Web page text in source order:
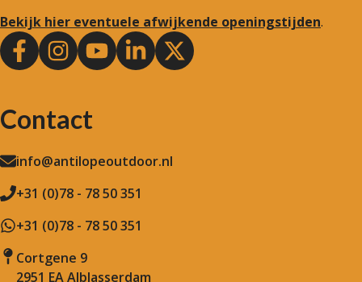
Bekijk hier eventuele afwijkende openingstijden.
Contact
info@antilopeoutdoor.nl
+31 (0)78 - 78 50 351
+31 (0)78 - 78 50 351
Cortgene 9
2951 EA Alblasserdam